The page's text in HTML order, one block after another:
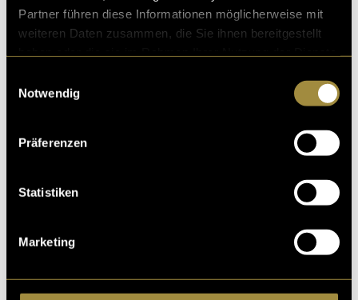
Partner führen diese Informationen möglicherweise mit
weiteren Daten zusammen, die Sie ihnen bereitgestellt
Notwendig
Präferenzen
Statistiken
Marketing
ÜBER DIGEZZ
«Digezz» ist die Produktionsplattform des Bachelor-Studiengangs
Berner Fachhochschule. Studierende produzieren auf dieser Plattform
eigenständig multimediale Inhalte und erlangen so die nötige
Kommunikation.
Dozierenden des Moduls «Konvergent Produzieren». Die
zusätzlich mit der «Top»-Plakette gekennzeichneten Beiträge
Production (IMP) der Fachhochschule Graubünden veranstalteten
Multimedia Awards von einer externen Fachjury mit einem «Digezz-